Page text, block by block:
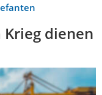
dienen